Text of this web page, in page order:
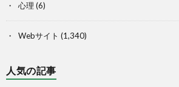
心理 (6)
Webサイト (1,340)
人気の記事